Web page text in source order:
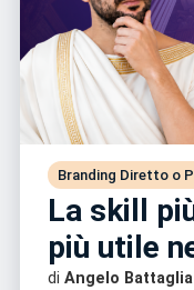
Branding Diretto o
La skill
più utile
di Angelo Battaglia